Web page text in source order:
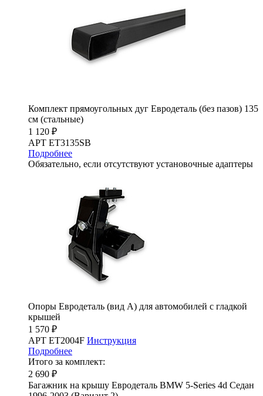
Комплект прямоугольных дуг Евродеталь (без пазов) 135
см (стальные)
1 120 ₽
АРТ ET3135SB
Подробнее
Обязательно, если отсутствуют установочные адаптеры
Опоры Евродеталь (вид А) для автомобилей с гладкой
крышей
1 570 ₽
АРТ ET2004F Инструкция
Подробнее
Итого за комплект:
2 690 ₽
Багажник на крышу Евродеталь BMW 5-Series 4d Седан